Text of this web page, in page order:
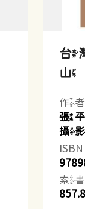
台
山
作
張
攝
索